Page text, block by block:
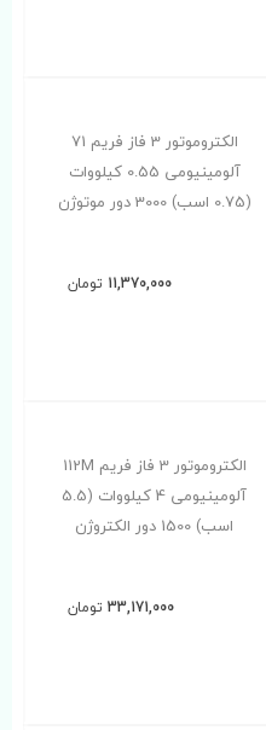
الکتروموتور 3 فاز فریم 71
آلومینیومی 0.55 کیلووات
(0.75 اسب) 3000 دور موتوژن
11,370,000 تومان
الکتروموتور 3 فاز فریم 112M
آلومینیومی 4 کیلووات (5.5
اسب) 1500 دور الکتروژن
33,171,000 تومان